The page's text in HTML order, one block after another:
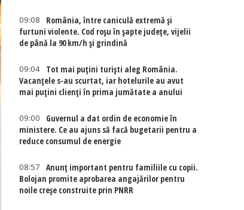
09:08
România, între caniculă extremă și
furtuni violente. Cod roșu în șapte județe, vijelii
de până la 90 km/h și grindină
09:04
Tot mai puțini turiști aleg România.
Vacanțele s-au scurtat, iar hotelurile au avut
mai puțini clienți în prima jumătate a anului
09:00
Guvernul a dat ordin de economie în
ministere. Ce au ajuns să facă bugetarii pentru a
reduce consumul de energie
08:57
Anunț important pentru familiile cu copii.
Bolojan promite aprobarea angajărilor pentru
noile creșe construite prin PNRR